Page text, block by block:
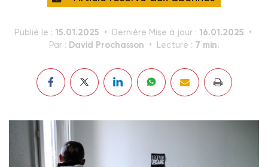
Publié le : 15.01.2025 Dernière Mise à jour : 16.01.2025
Par : David Prochasson Lecture : 7 min.